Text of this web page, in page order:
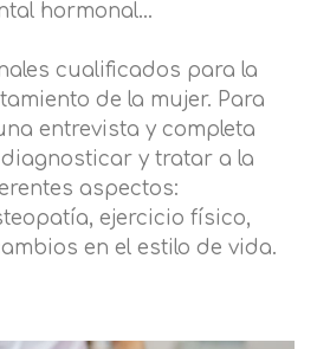
hormonal…
cualificados para la
de la mujer. Para
entrevista y completa
y tratar a la
aspectos:
ejercicio físico,
en el estilo de vida.